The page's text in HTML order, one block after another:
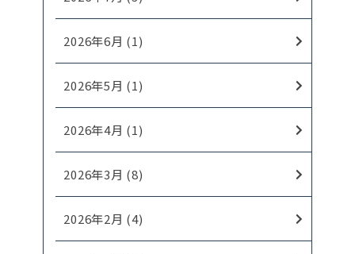
2026年6月 (1)
2026年5月 (1)
2026年4月 (1)
2026年3月 (8)
2026年2月 (4)